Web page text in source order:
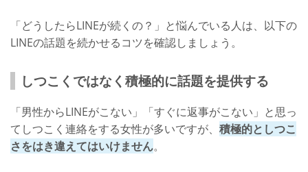
「どうしたらLINEが続くの？」と悩んでいる人は、以下の
LINEの話題を続かせるコツを確認しましょう。
しつこくではなく積極的に話題を提供する
「男性からLINEがこない」「すぐに返事がこない」と思っ
てしつこく連絡をする女性が多いですが、 積極的としつこ
さをはき違えてはいけません。